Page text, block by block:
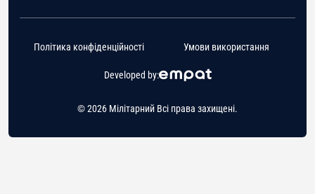
© 2026 Мілітарний Всі права захищені.
Developed by:
Політика конфіденційності Умови використання